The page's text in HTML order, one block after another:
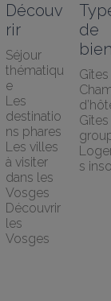
Découv
rir
Séjour
thématiqu
e
Les
destinatio
ns phares
Les villes
à visiter
dans les
Vosges
Découvrir
les
Vosges
de
Gîtes
s